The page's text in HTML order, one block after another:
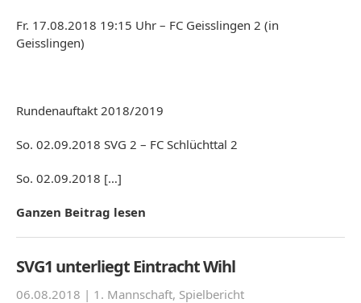
Fr. 17.08.2018 19:15 Uhr – FC Geisslingen 2 (in
Geisslingen)
Rundenauftakt 2018/2019
So. 02.09.2018 SVG 2 – FC Schlüchttal 2
So. 02.09.2018 […]
Ganzen Beitrag lesen
SVG1 unterliegt Eintracht Wihl
06.08.2018 | 1. Mannschaft, Spielbericht